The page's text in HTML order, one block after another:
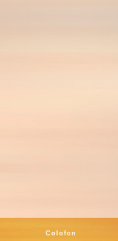
Colofon